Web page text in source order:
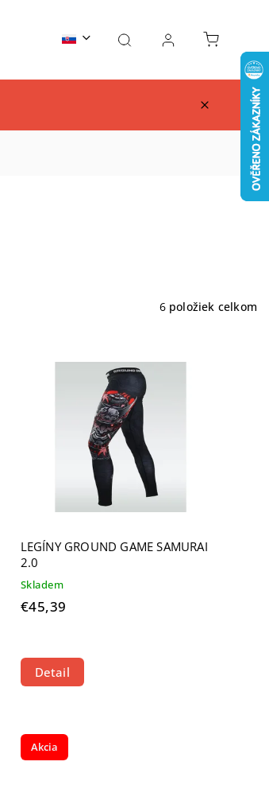
TAEKWONDO AIKIDO
6položiek celkom
LEGÍNY GROUND GAME SAMURAI
2.0
Skladem
€45,39
Detail
Akcia